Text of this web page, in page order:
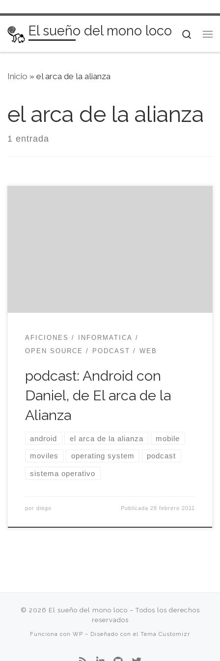
Saltar al contenido
El sueño del mono loco
Inicio » el arca de la alianza
el arca de la alianza
1 entrada
AFICIONES
INFORMATICA
OPEN SOURCE
PODCAST WEB
podcast: Android con
Daniel, de El arca de la
Alianza
android el arca de la alianza mobile
moviles operating system podcast
sistema operativo
por diego Publicada 28 febrero 2011
© 2026 El sueño del mono loco – Todos los derechos
reservados
Funciona con WP – Diseñado con el Tema Customizr